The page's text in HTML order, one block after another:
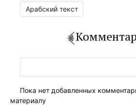
Арабский текст
Пока нет добавленных
материалу